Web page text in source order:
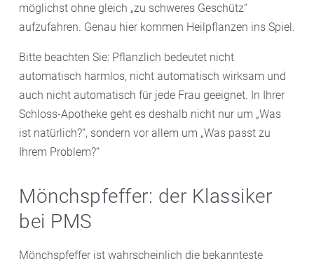
möglichst ohne gleich „zu schweres Geschütz“
aufzufahren. Genau hier kommen Heilpflanzen ins Spiel.
Bitte beachten Sie: Pflanzlich bedeutet nicht
automatisch harmlos, nicht automatisch wirksam und
auch nicht automatisch für jede Frau geeignet. In Ihrer
Schloss-Apotheke geht es deshalb nicht nur um „Was
ist natürlich?“, sondern vor allem um „Was passt zu
Ihrem Problem?“
Mönchspfeffer: der Klassiker
bei PMS
Mönchspfeffer ist wahrscheinlich die bekannteste